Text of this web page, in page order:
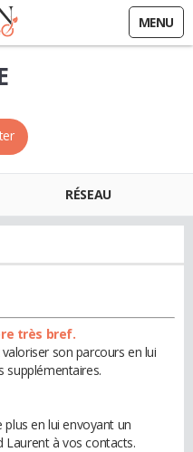
MENU
RÉSEAU
très bref.
son parcours en lui
supplémentaires.
plus en lui envoyant un
Laurent à vos contacts.